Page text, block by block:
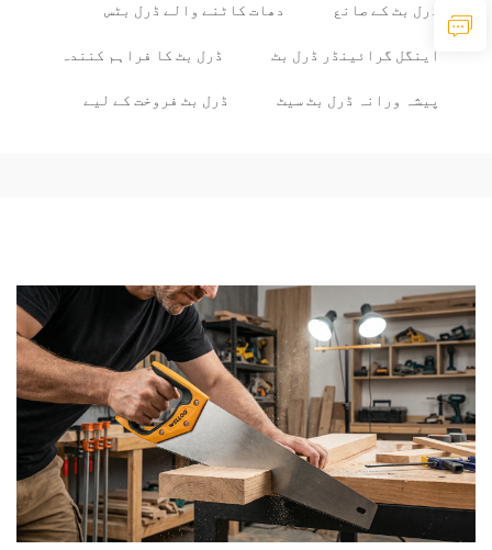
ڈرل بٹ کے صانع دھات کاٹنے والے ڈرل بٹس
اینگل گرائینڈر ڈرل بٹ ڈرل بٹ کا فراہم کنندہ
پیشہ ورانہ ڈرل بٹ سیٹ ڈرل بٹ فروخت کے لیے